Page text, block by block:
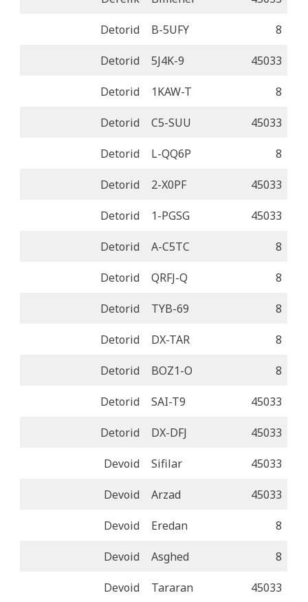
Detorid B-5UFY 8
Detorid 5J4K-9 45033
Detorid 1KAW-T 8
Detorid C5-SUU 45033
Detorid L-QQ6P 8
Detorid 2-X0PF 45033
Detorid 1-PGSG 45033
Detorid A-C5TC 8
Detorid QRFJ-Q 8
Detorid TYB-69 8
Detorid DX-TAR 8
Detorid BOZ1-O 8
Detorid SAI-T9 45033
Detorid DX-DFJ 45033
Devoid Sifilar 45033
Devoid Arzad 45033
Devoid Eredan 8
Devoid Asghed 8
Devoid Tararan 45033